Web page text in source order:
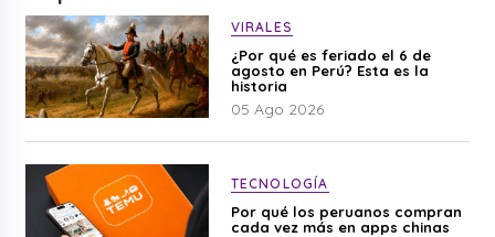
VIRALES
¿Por qué es feriado el 6 de
agosto en Perú? Esta es la
historia
05 Ago 2026
TECNOLOGÍA
Por qué los peruanos compran
cada vez más en apps chinas